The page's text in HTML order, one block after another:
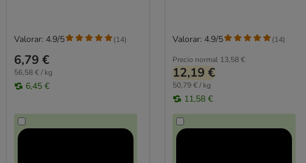
6,79 €
56,58 € / kg
6,45 €
Valorar: 4.9/5 (14)
Precio normal 13,58 €
12,19 €
50,79 € / kg
11,58 €
Valorar: 4.9/5 (14)